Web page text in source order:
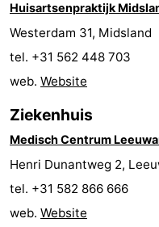
&
doen
Bezienswaardigheden
-
Musea
-
Monumenten
Kerken
-
Uitkijkpunten
Attracties
Huisartsenpraktijk
Westerdam 31, Midsland
tel. +31 562 448 703
web. Website
Ziekenhuis
Medisch Centrum
Henri Dunantweg 2,
tel. +31 582 866 666
web. Website